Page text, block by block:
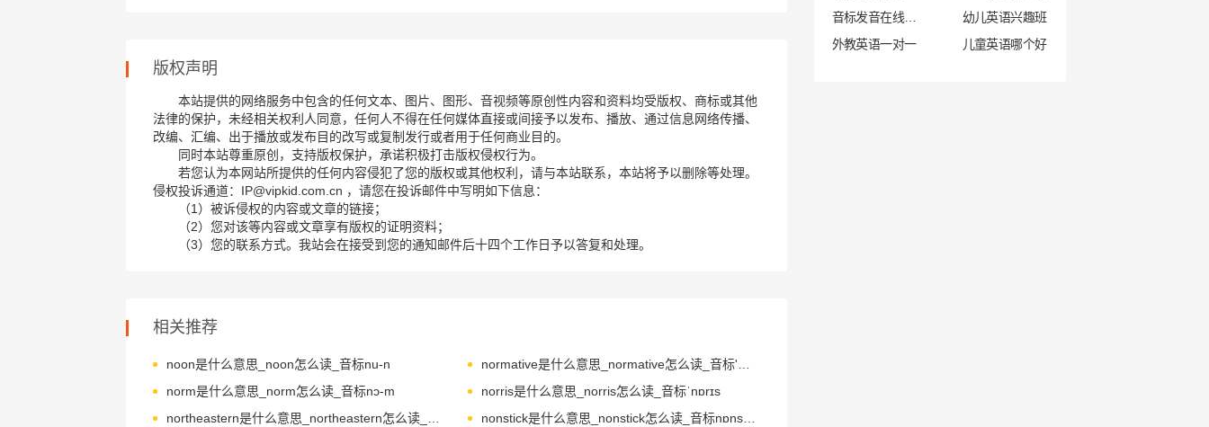
版权声明
本站提供的网络服务中包含的任何文本、图片、图形、音视频等原创性内容和资料均受版权、商标或其他
法律的保护，未经相关权利人同意，任何人不得在任何媒体直接或间接予以发布、播放、通过信息网络传播、
改编、汇编、出于播放或发布目的改写或复制发行或者用于任何商业目的。
同时本站尊重原创，支持版权保护，承诺积极打击版权侵权行为。
若您认为本网站所提供的任何内容侵犯了您的版权或其他权利，请与本站联系，本站将予以删除等处理。
侵权投诉通道：IP@vipkid.com.cn ，请您在投诉邮件中写明如下信息：
（1）被诉侵权的内容或文章的链接；
（2）您对该等内容或文章享有版权的证明资料；
（3）您的联系方式。我站会在接受到您的通知邮件后十四个工作日予以答复和处理。
相关推荐
noon是什么意思_noon怎么读_音标nu-n
norm是什么意思_norm怎么读_音标nɔ-m
norris是什么意思_norris怎么读_音标ˈnɒrɪs
nonstick是什么意思_nonstick怎么读_音标nɒns'tɪk
幼儿英语兴趣班
外教英语一对一
儿童英语哪个好